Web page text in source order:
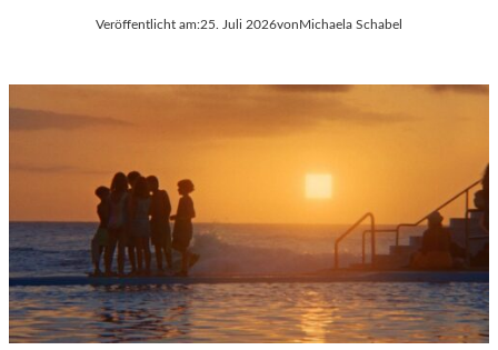
Veröffentlicht am:25. Juli 2026vonMichaela Schabel